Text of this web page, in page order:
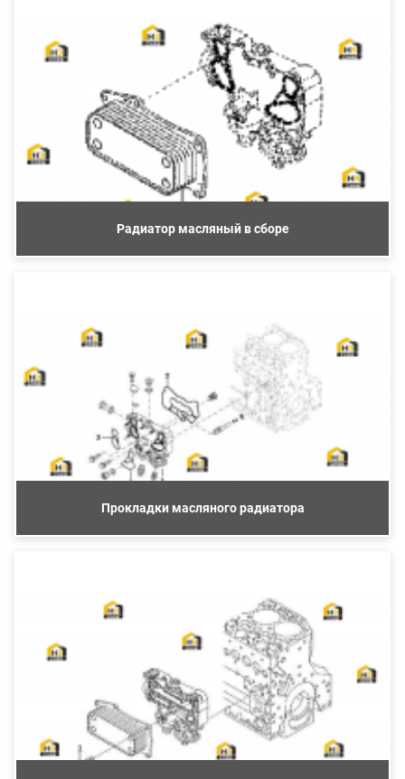
Радиатор масляный в сборе
Прокладки масляного радиатора